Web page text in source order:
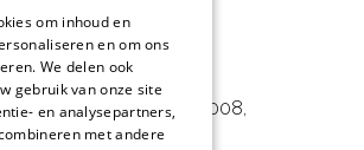
Foodpartner BV
29D, Haven 8008,
om inhoud en
en om ons
We delen ook
gebruik van onze site
en analysepartners,
met andere